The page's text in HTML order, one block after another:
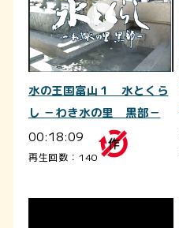
水の王国富山１ 水とくら
し －わき水の里 黒部－
00:18:09
再生回数：140